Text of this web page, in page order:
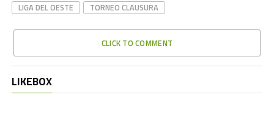
LIGA DEL OESTE
TORNEO CLAUSURA
CLICK TO COMMENT
LIKEBOX